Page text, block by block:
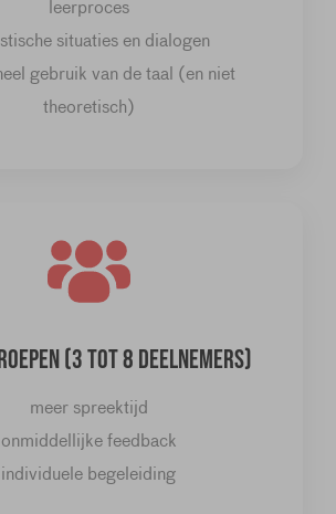
leerproces
situaties en dialogen
gebruik van de taal (en niet
theoretisch)
(3 TOT 8 DEELNEMERS)
meer spreektijd
onmiddellijke feedback
individuele begeleiding